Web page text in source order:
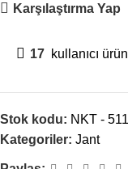
Karşılaştırma Yap
17 kullanıcı
Stok kodu: NKT -
Kategoriler: Jant